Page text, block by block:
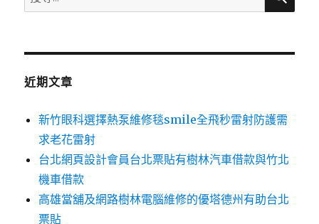
尋
鍵
近期文章
新竹眼科選擇熱泵維修毯smile全飛秒雷射防護需
求老花雷射
台北網頁設計會員台北票貼有樹林汽車借款與竹北
機車借款
高雄當舖及網路樹林電腦維修的優塔德州有助台北
票貼